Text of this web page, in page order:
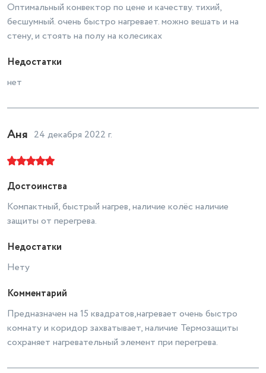
Оптимальный конвектор по цене и качеству. тихий,
бесшумный. очень быстро нагревает. можно вешать и на
стену, и стоять на полу на колесиках
Недостатки
нет
Аня 24 декабря 2022 г.
Достоинства
Компактный, быстрый нагрев, наличие колёс наличие
защиты от перегрева.
Недостатки
Нету
Комментарий
Предназначен на 15 квадратов,нагревает очень быстро
комнату и коридор захватывает, наличие Термозащиты
сохраняет нагревательный элемент при перегрева.